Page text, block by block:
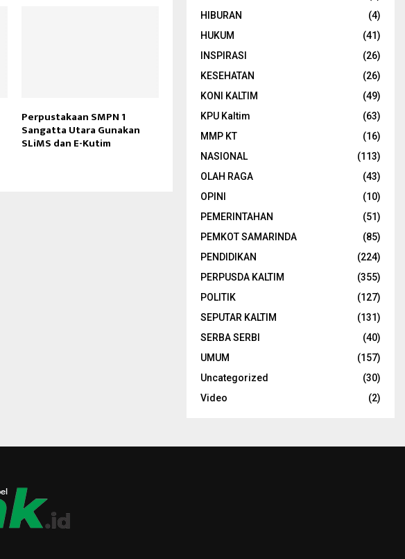
Perpustakaan SMPN 1
Sangatta Utara Gunakan
SLiMS dan E-Kutim
HIBURAN
(4)
HUKUM
(41)
INSPIRASI
(26)
KESEHATAN
(26)
KONI KALTIM
(49)
KPU Kaltim
(63)
MMP KT
(16)
NASIONAL
(113)
OLAH RAGA
(43)
OPINI
(10)
PEMERINTAHAN
(51)
PEMKOT SAMARINDA
(85)
PENDIDIKAN
(224)
PERPUSDA KALTIM
(355)
POLITIK
(127)
SEPUTAR KALTIM
(131)
SERBA SERBI
(40)
UMUM
(157)
Uncategorized
(30)
Video
(2)